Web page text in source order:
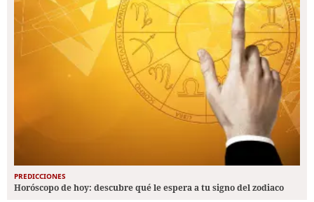
PREDICCIONES
Horóscopo de hoy: descubre qué le espera a tu signo del zodiaco